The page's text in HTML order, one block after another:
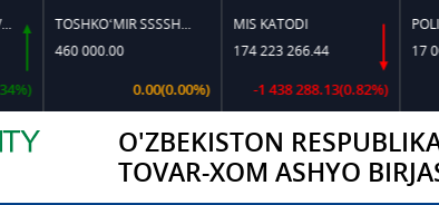
TOSHKO‘MIR SSSSH-13
460 000.00
0.00(0.00%)
MIS KATODI
174 223 266.44
-1 438 288.13(0.82%)
17 000
O'ZBEKISTON
TOVAR-XOM ASHYO